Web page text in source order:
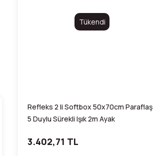
Tükendi
Refleks 2 li Softbox 50x70cm Paraflaş
5 Duylu Sürekli Işık 2m Ayak
3.402,71 TL